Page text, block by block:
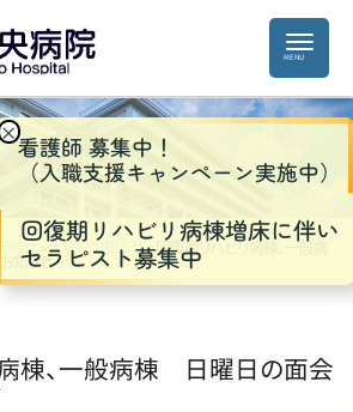
らせ»大切なお知らせ» 回復期リハビリ病棟、一般病
知らせ
棟、一般病棟 日曜日の面会
×看護師 募集中！
（入職支援キャンペーン実施中）
回復期リハビリ病棟増床に伴い
セラピスト募集中